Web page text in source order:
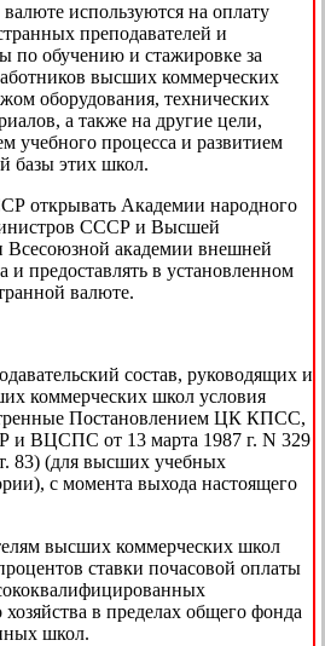
используются на оплату
преподавателей и
по обучению и стажировке за
высших коммерческих
оборудования, технических
а также на другие цели,
учебного процесса и развитием
базы этих школ.
открывать Академии народного
СССР и Высшей
Всесоюзной академии внешней
и предоставлять в установленном
валюте.
состав, руководящих и
коммерческих школ условия
Постановлением ЦК КПСС,
и ВЦСПС от 13 марта 1987 г. N 329
83) (для высших учебных
с момента выхода настоящего
высших коммерческих школ
ставки почасовой оплаты
в пределах общего фонда
школ.